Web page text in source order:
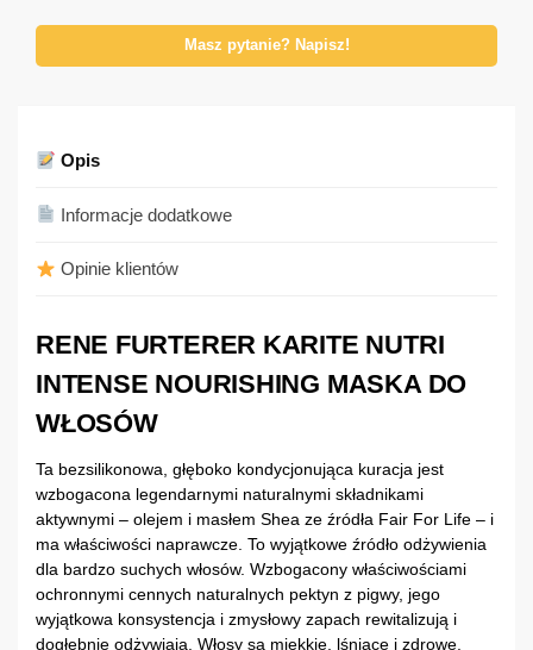
Masz pytanie? Napisz!
Opis
Informacje dodatkowe
Opinie klientów
RENE FURTERER KARITE NUTRI
INTENSE NOURISHING MASKA DO
WŁOSÓW
Ta bezsilikonowa, głęboko kondycjonująca kuracja jest
wzbogacona legendarnymi naturalnymi składnikami
aktywnymi – olejem i masłem Shea ze źródła Fair For Life – i
ma właściwości naprawcze. To wyjątkowe źródło odżywienia
dla bardzo suchych włosów. Wzbogacony właściwościami
ochronnymi cennych naturalnych pektyn z pigwy, jego
wyjątkowa konsystencja i zmysłowy zapach rewitalizują i
dogłębnie odżywiają. Włosy są miękkie, lśniące i zdrowe.